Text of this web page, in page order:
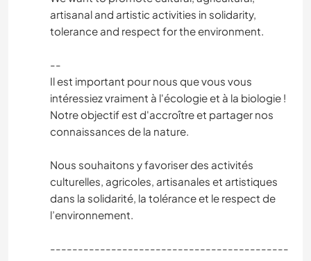
artisanal and artistic activities in solidarity,
tolerance and respect for the environment.
--
Il est important pour nous que vous vous
intéressiez vraiment à l'écologie et à la biologie !
Notre objectif est d'accroître et partager nos
connaissances de la nature.
Nous souhaitons y favoriser des activités
culturelles, agricoles, artisanales et artistiques
dans la solidarité, la tolérance et le respect de
l’environnement.
-------------------------------------------